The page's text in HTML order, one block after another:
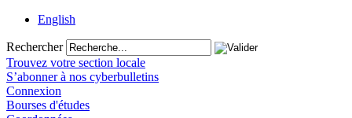
English
Rechercher
Trouvez votre section locale
S’abonner à nos cyberbulletins
Connexion
Bourses d'études